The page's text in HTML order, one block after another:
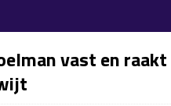
vast en raakt